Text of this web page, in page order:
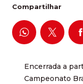
Compartilhar
Encerrada a
Campeonato